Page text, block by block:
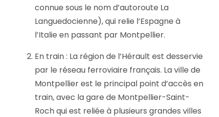
connue sous le nom d’autoroute La
Languedocienne), qui relie l’Espagne à
l’Italie en passant par Montpellier.
En train : La région de l’Hérault est desservie
par le réseau ferroviaire français. La ville de
Montpellier est le principal point d’accès en
train, avec la gare de Montpellier-Saint-
Roch qui est reliée à plusieurs grandes villes